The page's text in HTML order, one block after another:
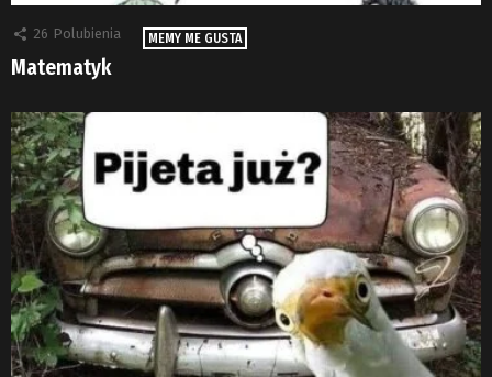
26 Polubienia MEMY ME GUSTA
Matematyk